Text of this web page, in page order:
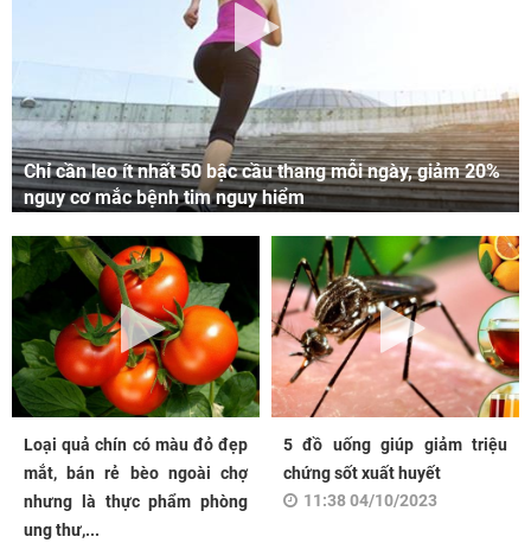
Chỉ cần leo ít nhất 50 bậc cầu thang mỗi ngày, giảm 20%
nguy cơ mắc bệnh tim nguy hiểm
Loại quả chín có màu đỏ đẹp
mắt, bán rẻ bèo ngoài chợ
nhưng là thực phẩm phòng
ung thư,...
5 đồ uống giúp giảm triệu
chứng sốt xuất huyết
11:38 04/10/2023